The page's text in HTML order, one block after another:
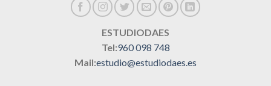
ESTUDIODAES
Tel:960 098 748
Mail:estudio@estudiodaes.es